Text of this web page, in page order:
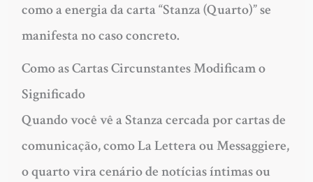
como a energia da carta “Stanza (Quarto)” se
manifesta no caso concreto.
Como as Cartas Circunstantes Modificam o
Significado
Quando você vê a Stanza cercada por cartas de
comunicação, como La Lettera ou Messaggiere,
o quarto vira cenário de notícias íntimas ou